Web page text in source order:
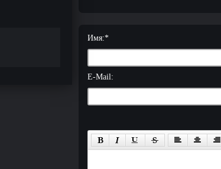
Имя:*
E-Mail: